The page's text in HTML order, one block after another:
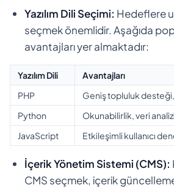
Yazılım Dili Seçimi: Hedeflere
seçmek önemlidir. Aşağıda
avantajları yer almaktadır:
Yazılım Dili
Avantajları
PHP
Geniş topluluk
Python
Okunabilirlik, veri
JavaScript
Etkileşimli kullanıcı
İçerik Yönetim Sistemi (CMS):
CMS seçmek, içerik